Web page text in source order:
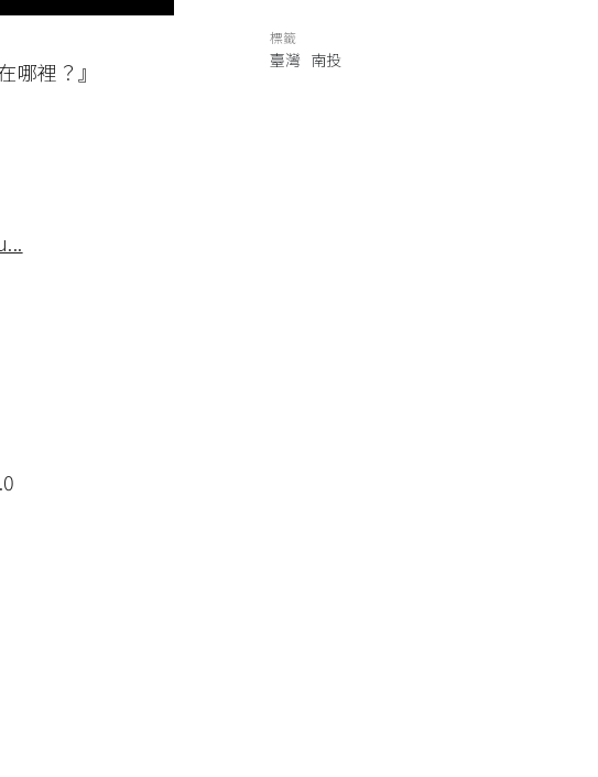
裡？』
標籤
臺灣 南投